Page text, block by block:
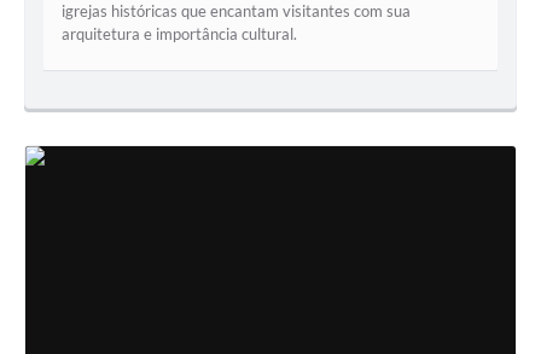
igrejas históricas que encantam visitantes com sua
arquitetura e importância cultural.